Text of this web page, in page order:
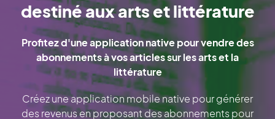
destiné aux arts et littérature
Profitez d'une application native pour vendre des
abonnements à vos articles sur les arts et la
littérature
Créez une application mobile native pour générer
des revenus en proposant des abonnements pour